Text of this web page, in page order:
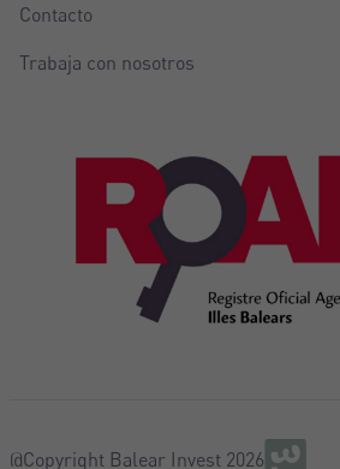
Contacto
Trabaja con nosotros
@Copyright Balear Invest 2026